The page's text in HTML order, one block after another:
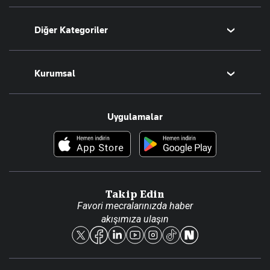
Bugünün Yazarları
Tüm Yazarlar
Diğer Kategoriler
Magazin
Teknoloji
Resmî Ilanlar
Foto Haber
Kurumsal
Hakkımızda
Künye
Reklam Ver
Uygulamalar
Takip Edin
Favori mecralarınızda haber
akışımıza ulaşın